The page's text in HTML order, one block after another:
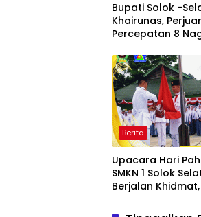
Bupati Solok -
Khairunas,
Percepatan 8
Berita
Upacara Hari
SMKN 1 Solok
Berjalan
Komandan